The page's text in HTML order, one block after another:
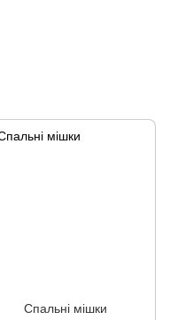
Спальні мішки